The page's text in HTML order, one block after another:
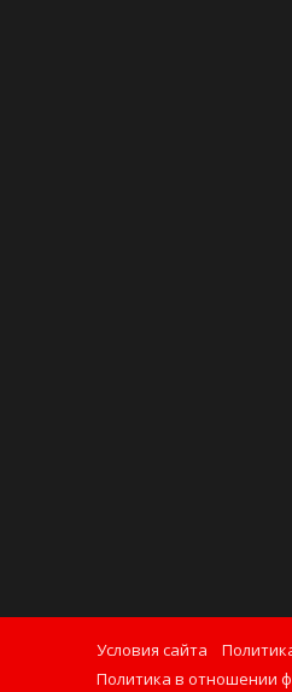
Условия сайта
Политика в отношении